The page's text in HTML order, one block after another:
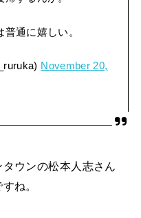
通に嬉しい。
November 20,
ウンの松本人志さん
ね。